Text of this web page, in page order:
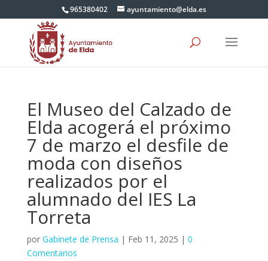
965380402 ayuntamiento@elda.es
El Museo del Calzado de
Elda acogerá el próximo
7 de marzo el desfile de
moda con diseños
realizados por el
alumnado del IES La
Torreta
por Gabinete de Prensa | Feb 11, 2025 | 0
Comentarios